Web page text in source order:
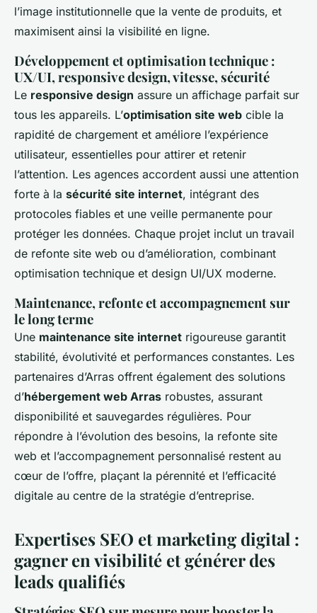
l’image institutionnelle que la vente de produits, et
maximisent ainsi la visibilité en ligne.
Développement et optimisation technique :
UX/UI, responsive design, vitesse, sécurité
Le responsive design assure un affichage parfait sur
tous les appareils. L’optimisation site web cible la
rapidité de chargement et améliore l’expérience
utilisateur, essentielles pour attirer et retenir
l’attention. Les agences accordent aussi une attention
forte à la sécurité site internet, intégrant des
protocoles fiables et une veille permanente pour
protéger les données. Chaque projet inclut un travail
de refonte site web ou d’amélioration, combinant
optimisation technique et design UI/UX moderne.
Maintenance, refonte et accompagnement sur
le long terme
Une maintenance site internet rigoureuse garantit
stabilité, évolutivité et performances constantes. Les
partenaires d’Arras offrent également des solutions
d’hébergement web Arras robustes, assurant
disponibilité et sauvegardes régulières. Pour
répondre à l’évolution des besoins, la refonte site
web et l’accompagnement personnalisé restent au
cœur de l’offre, plaçant la pérennité et l’efficacité
digitale au centre de la stratégie d’entreprise.
Expertises SEO et marketing digital :
gagner en visibilité et générer des
leads qualifiés